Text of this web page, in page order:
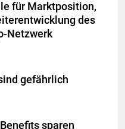
für Marktposition,
des
Netzwerk
gefährlich
sparen